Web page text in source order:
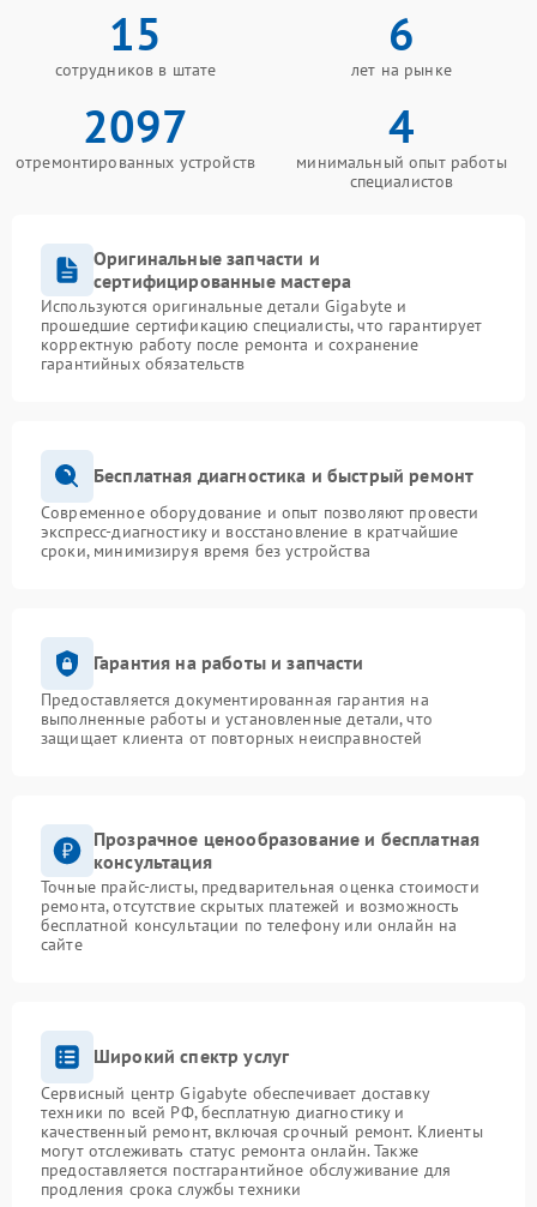
15
сотрудников в штате
6
лет на рынке
2097
отремонтированных устройств
4
минимальный опыт работы
специалистов
Оригинальные запчасти и
сертифицированные мастера
Используются оригинальные детали Gigabyte и
прошедшие сертификацию специалисты, что гарантирует
корректную работу после ремонта и сохранение
гарантийных обязательств
Бесплатная диагностика и быстрый ремонт
Современное оборудование и опыт позволяют провести
экспресс-диагностику и восстановление в кратчайшие
сроки, минимизируя время без устройства
Гарантия на работы и запчасти
Предоставляется документированная гарантия на
выполненные работы и установленные детали, что
защищает клиента от повторных неисправностей
Прозрачное ценообразование и бесплатная
консультация
Точные прайс-листы, предварительная оценка стоимости
ремонта, отсутствие скрытых платежей и возможность
бесплатной консультации по телефону или онлайн на
сайте
Широкий спектр услуг
Сервисный центр Gigabyte обеспечивает доставку
техники по всей РФ, бесплатную диагностику и
качественный ремонт, включая срочный ремонт. Клиенты
могут отслеживать статус ремонта онлайн. Также
предоставляется постгарантийное обслуживание для
продления срока службы техники